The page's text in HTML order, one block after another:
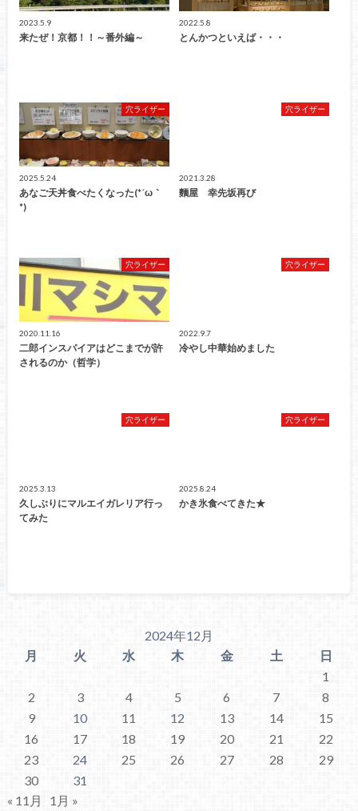
2023.5.9
来たぜ！京都！！～番外編～
2022.5.8
とんかつといえば・・・
穴ライザー
2025.5.24
あなご天丼食べたくなった(*´ω｀
*)
穴ライザー
2021.3.28
麵屋 幸先坂再び
穴ライザー
2020.11.16
二郎インスパイアはどこまでが許
されるのか（哲学）
穴ライザー
2022.9.7
冷やし中華始めました
穴ライザー
2025.3.13
久しぶりにマルエイガレリア行っ
てみた
穴ライザー
2025.8.24
かき氷食べてきた★
2024年12月
月
火 水 木 金 土
日
1
2
3 4 5 6 7
8
9
10 11 12 13 14
15
16
17 18 19 20 21
22
23
24 25 26 27 28
29
30
31
« 11月
1月 »